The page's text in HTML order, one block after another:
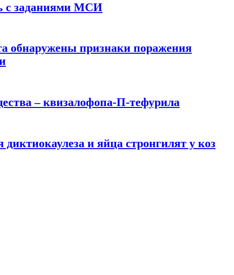
с заданиями МСИ
обнаружены признаки поражения
– квизалофопа-П-тефурила
и яйца стронгилят у коз